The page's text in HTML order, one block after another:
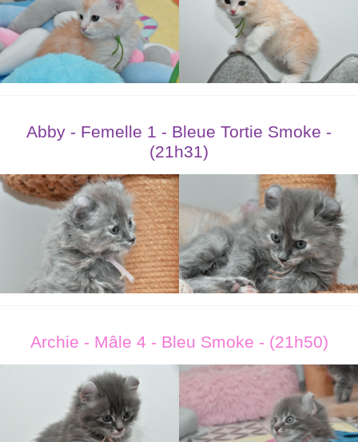
Abby - Femelle 1 - Bleue Tortie Smoke -
(21h31)
Archie - Mâle 4 - Bleu Smoke - (21h50)